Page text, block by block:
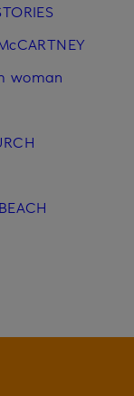
woman